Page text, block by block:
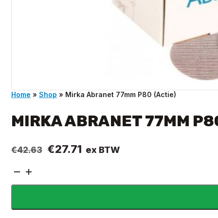
Home » Shop » Mirka Abranet 77mm P80 (Actie)
MIRKA ABRANET 77MM
€42.63 Oorspronkelijke
€42.63.
€27.71 Huidige
€27.71.
ex BTW
Mirka
(Actie)